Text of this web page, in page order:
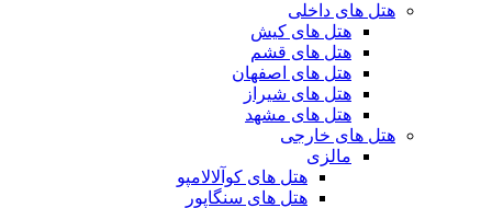
هتل های داخلی
هتل های کیش
هتل های قشم
هتل های اصفهان
هتل های شیراز
هتل های مشهد
هتل های خارجی
مالزی
هتل های کوآلالامپو
هتل های سنگاپور